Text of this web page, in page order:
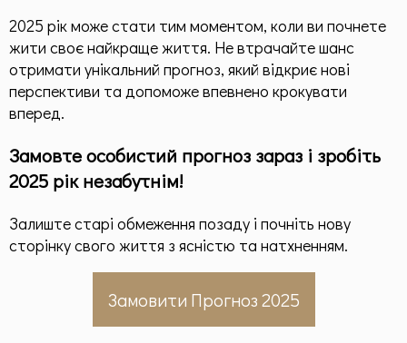
2025 рік може стати тим моментом, коли ви почнете
жити своє найкраще життя. Не втрачайте шанс
отримати унікальний прогноз, який відкриє нові
перспективи та допоможе впевнено крокувати
вперед.
Замовте особистий прогноз зараз і зробіть
2025 рік незабутнім!
Залиште старі обмеження позаду і почніть нову
сторінку свого життя з ясністю та натхненням.
Замовити Прогноз 2025